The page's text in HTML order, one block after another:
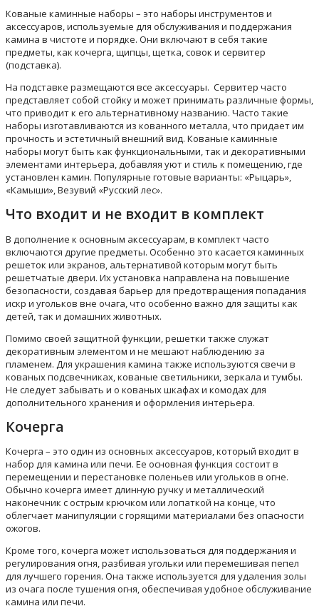
Кованые каминные наборы – это наборы инструментов и
аксессуаров, используемые для обслуживания и поддержания
камина в чистоте и порядке. Они включают в себя такие
предметы, как кочерга, щипцы, щетка, совок и сервитер
(подставка).
На подставке размещаются все аксессуары. Сервитер часто
представляет собой стойку и может принимать различные формы,
что приводит к его альтернативному названию. Часто такие
наборы изготавливаются из кованного металла, что придает им
прочность и эстетичный внешний вид. Кованые каминные
наборы могут быть как функциональными, так и декоративными
элементами интерьера, добавляя уют и стиль к помещению, где
установлен камин. Популярные готовые варианты: «Рыцарь»,
«Камыши», Везувий «Русский лес».
Что входит и не входит в комплект
В дополнение к основным аксессуарам, в комплект часто
включаются другие предметы. Особенно это касается каминных
решеток или экранов, альтернативой которым могут быть
решетчатые двери. Их установка направлена на повышение
безопасности, создавая барьер для предотвращения попадания
искр и угольков вне очага, что особенно важно для защиты как
детей, так и домашних животных.
Помимо своей защитной функции, решетки также служат
декоративным элементом и не мешают наблюдению за
пламенем. Для украшения камина также используются свечи в
кованых подсвечниках, кованые светильники, зеркала и тумбы.
Не следует забывать и о кованых шкафах и комодах для
дополнительного хранения и оформления интерьера.
Кочерга
Кочерга – это один из основных аксессуаров, который входит в
набор для камина или печи. Ее основная функция состоит в
перемещении и перестановке поленьев или угольков в огне.
Обычно кочерга имеет длинную ручку и металлический
наконечник с острым крючком или лопаткой на конце, что
облегчает манипуляции с горящими материалами без опасности
ожогов.
Кроме того, кочерга может использоваться для поддержания и
регулирования огня, разбивая угольки или перемешивая пепел
для лучшего горения. Она также используется для удаления золы
из очага после тушения огня, обеспечивая удобное обслуживание
камина или печи.